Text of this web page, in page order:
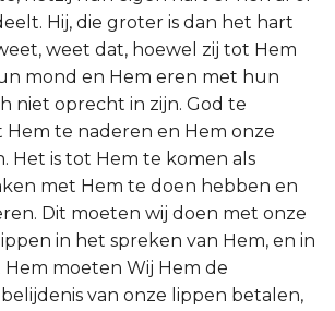
Hij, die groter is dan het hart
weet dat, hoewel zij tot Hem
mond en Hem eren met hun
niet oprecht in zijn. God te
Hem te naderen en Hem onze
Het is tot Hem te komen als
met Hem te doen hebben en
Dit moeten wij doen met onze
in het spreken van Hem, en in
moeten Wij Hem de
van onze lippen betalen,